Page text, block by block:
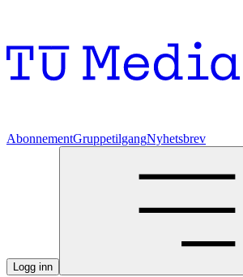
AbonnementGruppetilgangNyhetsbrev
Logg inn